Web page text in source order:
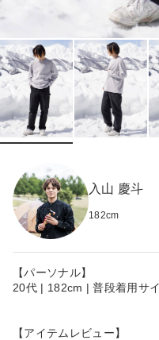
入山 慶斗
182cm
【パーソナル】
20代 | 182cm | 普段着用サ
【アイテムレビュー】